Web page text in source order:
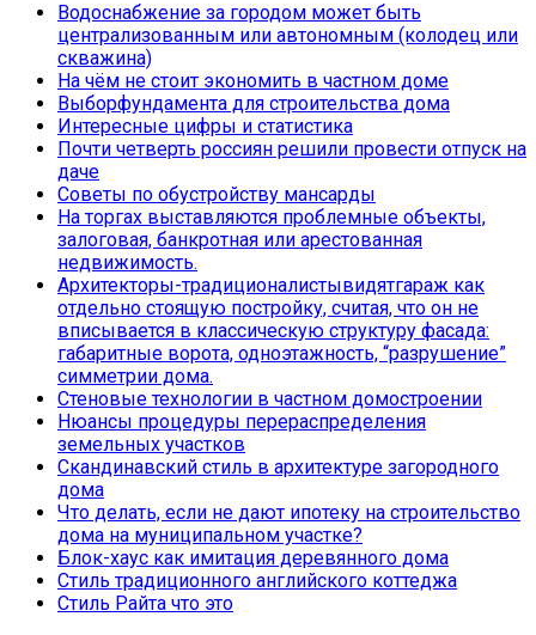
Водоснабжение за городом может быть
централизованным или автономным (колодец или
скважина)
На чём не стоит экономить в частном доме
Выборфундамента для строительства дома
Интересные цифры и статистика
Почти четверть россиян решили провести отпуск на
даче
Советы по обустройству мансарды
На торгах выставляются проблемные объекты,
залоговая, банкротная или арестованная
недвижимость.
Архитекторы-традиционалистывидятгараж как
отдельно стоящую постройку, считая, что он не
вписывается в классическую структуру фасада:
габаритные ворота, одноэтажность, “разрушение”
симметрии дома.
Стеновые технологии в частном домостроении
Нюансы процедуры перераспределения
земельных участков
Скандинавский стиль в архитектуре загородного
дома
Что делать, если не дают ипотеку на строительство
дома на муниципальном участке?
Блок-хаус как имитация деревянного дома
Стиль традиционного английского коттеджа
Стиль Райта что это